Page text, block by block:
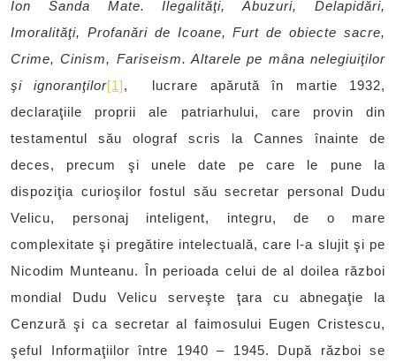
Ion Sanda Mate. Ilegalităţi, Abuzuri, Delapidări,
Imoralităţi, Profanări de Icoane, Furt de obiecte sacre,
Crime, Cinism, Fariseism. Altarele pe mâna nelegiuiţilor
şi ignoranţilor[1], lucrare apărută în martie 1932,
declaraţiile proprii ale patriarhului, care provin din
testamentul său olograf scris la Cannes înainte de
deces, precum şi unele date pe care le pune la
dispoziţia curioşilor fostul său secretar personal Dudu
Velicu, personaj inteligent, integru, de o mare
complexitate şi pregătire intelectuală, care l-a slujit şi pe
Nicodim Munteanu. În perioada celui de al doilea război
mondial Dudu Velicu serveşte ţara cu abnegaţie la
Cenzură şi ca secretar al faimosului Eugen Cristescu,
şeful Informaţiilor între 1940 – 1945. După război se